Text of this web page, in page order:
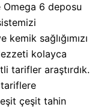
6 deposu
sağlığımızı
kolayca
tarifler araştırdık.
çeşit tahin